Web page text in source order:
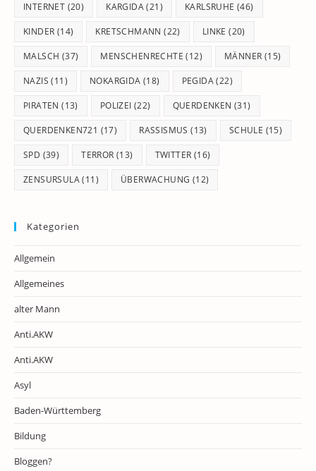
INTERNET (20) KARGIDA(21) KARLSRUHE (46)
KINDER (14) KRETSCHMANN (22) LINKE (20)
MALSCH (37) MENSCHENRECHTE (12) MÄNNER (15)
NAZIS (11) NOKARGIDA (18) PEGIDA(22)
PIRATEN (13) POLIZEI (22) QUERDENKEN (31)
QUERDENKEN721 (17) RASSISMUS (13) SCHULE (15)
SPD (39) TERROR (13) TWITTER (16)
ZENSURSULA(11) ÜBERWACHUNG (12)
Kategorien
Allgemein
Allgemeines
alter Mann
Anti.AKW
Anti.AKW
Asyl
Baden-Württemberg
Bildung
Bloggen?